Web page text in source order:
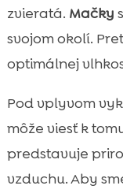
zvieratá. Mačky
svojom okolí.
optimálnej
Pod vplyvom
môže viesť k
predstavuje
vzduchu. Aby